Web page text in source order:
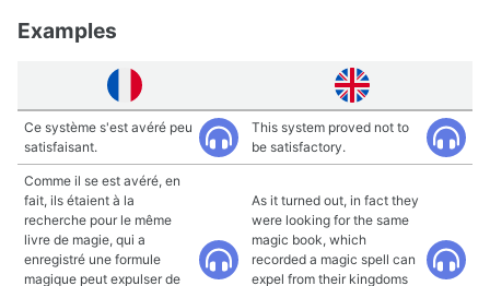
Examples
Ce système s'est avéré peu
satisfaisant.
This system proved not to
be satisfactory.
Comme il se est avéré, en
fait, ils étaient à la
recherche pour le même
livre de magie, qui a
enregistré une formule
magique peut expulser de
As it turned out, in fact they
were looking for the same
magic book, which
recorded a magic spell can
expel from their kingdoms